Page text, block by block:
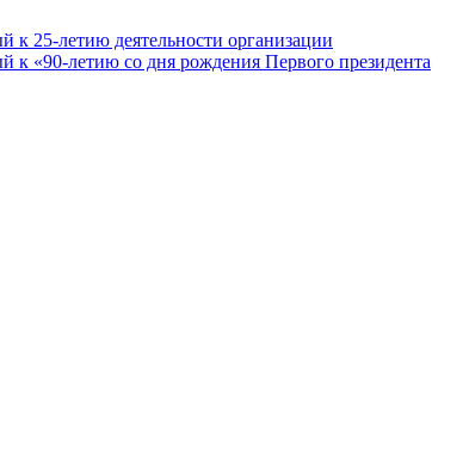
25-летию деятельности организации
«90-летию со дня рождения Первого президента